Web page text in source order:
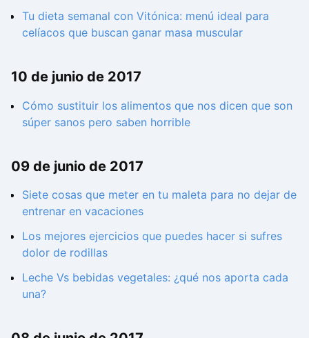
Tu dieta semanal con Vitónica: menú ideal para
celíacos que buscan ganar masa muscular
10 de junio de 2017
Cómo sustituir los alimentos que nos dicen que son
súper sanos pero saben horrible
09 de junio de 2017
Siete cosas que meter en tu maleta para no dejar de
entrenar en vacaciones
Los mejores ejercicios que puedes hacer si sufres
dolor de rodillas
Leche Vs bebidas vegetales: ¿qué nos aporta cada
una?